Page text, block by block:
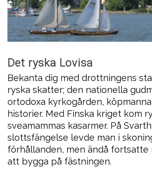
Det ryska Lovisa
Bekanta dig med drottningens
ryska skatter; den nationella
ortodoxa kyrkogården,
historier. Med Finska kriget kom
sveamammas kasarmer. På
slottsfängelse levde man i
förhållanden, men ändå fortsatte
att bygga på fästningen.